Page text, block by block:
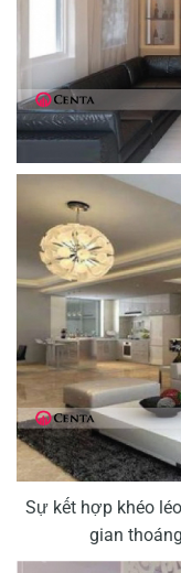
Sự kết hợp khéo
gian